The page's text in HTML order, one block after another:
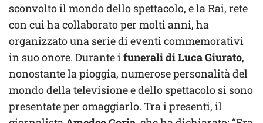
sconvolto il mondo dello spettacolo, e la Rai, rete
con cui ha collaborato per molti anni, ha
organizzato una serie di eventi commemorativi
in suo onore. Durante i funerali di Luca Giurato,
nonostante la pioggia, numerose personalità del
mondo della televisione e dello spettacolo si sono
presentate per omaggiarlo. Tra i presenti, il